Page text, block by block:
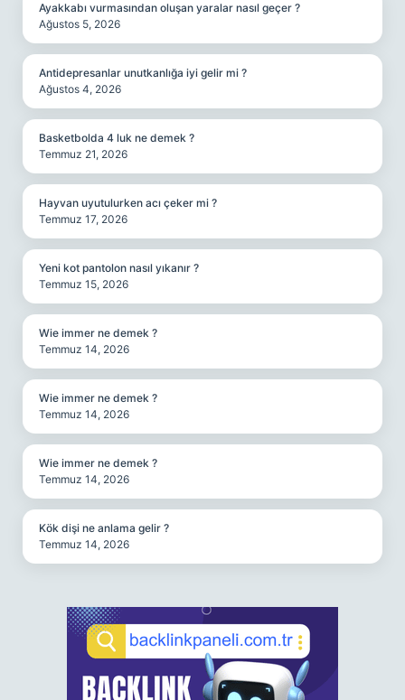
Ayakkabı vurmasından oluşan yaralar nasıl geçer ?
Ağustos 5, 2026
Antidepresanlar unutkanlığa iyi gelir mi ?
Ağustos 4, 2026
Basketbolda 4 luk ne demek ?
Temmuz 21, 2026
Hayvan uyutulurken acı çeker mi ?
Temmuz 17, 2026
Yeni kot pantolon nasıl yıkanır ?
Temmuz 15, 2026
Wie immer ne demek ?
Temmuz 14, 2026
Wie immer ne demek ?
Temmuz 14, 2026
Wie immer ne demek ?
Temmuz 14, 2026
Kök dişi ne anlama gelir ?
Temmuz 14, 2026